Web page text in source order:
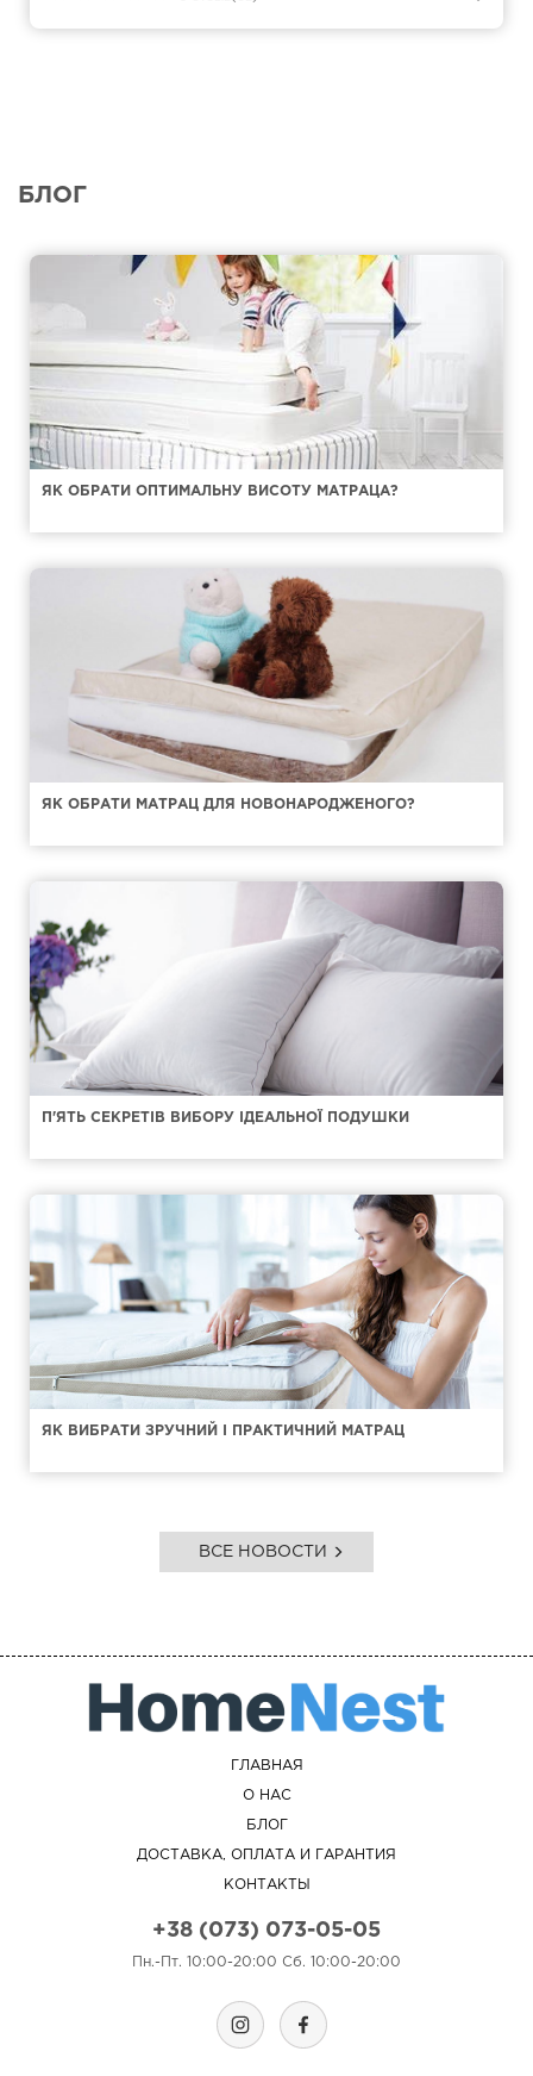
БЛОГ
ЯК ОБРАТИ ОПТИМАЛЬНУ ВИСОТУ МАТРАЦА?
ЯК ОБРАТИ МАТРАЦ ДЛЯ НОВОНАРОДЖЕНОГО?
П'ЯТЬ СЕКРЕТІВ ВИБОРУ ІДЕАЛЬНОЇ ПОДУШКИ
ЯК ВИБРАТИ ЗРУЧНИЙ І ПРАКТИЧНИЙ МАТРАЦ
ВСЕ НОВОСТИ
ГЛАВНАЯ
О НАС
БЛОГ
ДОСТАВКА, ОПЛАТА И ГАРАНТИЯ
КОНТАКТЫ
+38 (073) 073-05-05
Пн.-Пт. 10:00-20:00 Сб. 10:00-20:00